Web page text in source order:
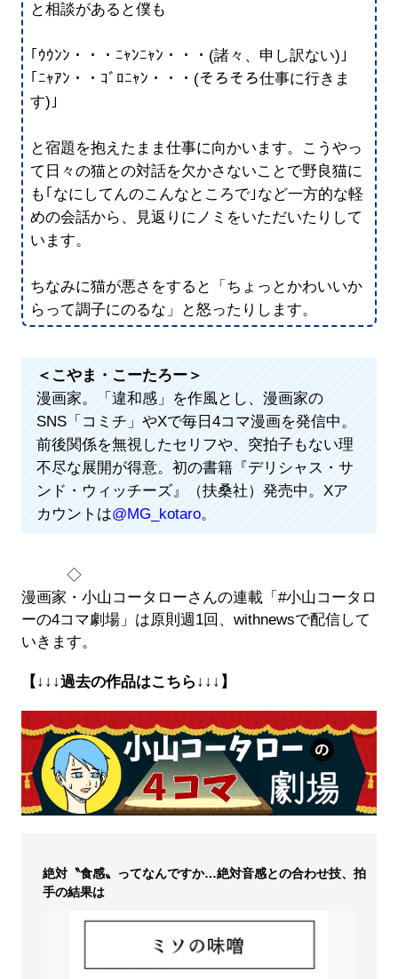
と相談があると僕も
｢ｳｳﾝﾝ・・・ﾆｬﾝﾆｬﾝ・・・(諸々、申し訳ない)｣
｢ﾆｬｱﾝ・・ｺﾞﾛﾆｬﾝ・・・(そろそろ仕事に行きま
す)｣
と宿題を抱えたまま仕事に向かいます。こうやっ
て日々の猫との対話を欠かさないことで野良猫に
も｢なにしてんのこんなところで｣など一方的な軽
めの会話から、見返りにノミをいただいたりして
います。
ちなみに猫が悪さをすると「ちょっとかわいいか
らって調子にのるな」と怒ったりします。
＜こやま・こーたろー＞
漫画家。「違和感」を作風とし、漫画家の
SNS「コミチ」やXで毎日4コマ漫画を発信中。
前後関係を無視したセリフや、突拍子もない理
不尽な展開が得意。初の書籍『デリシャス・サ
ンド・ウィッチーズ』（扶桑社）発売中。Xア
カウントは@MG_kotaro。
◇
漫画家・小山コータローさんの連載「#小山コータロ
ーの4コマ劇場」は原則週1回、withnewsで配信して
いきます。
【↓↓↓過去の作品はこちら↓↓↓】
絶対〝食感〟ってなんですか…絶対音感との合わせ技、拍
手の結果は